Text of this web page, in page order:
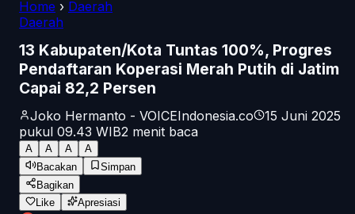
Home › Daerah
Daerah
13 Kabupaten/Kota Tuntas 100%, Progres
Pendaftaran Koperasi Merah Putih di Jatim
Capai 82,2 Persen
Joko Hermanto - VOICEIndonesia.co
15 Juni 2025
pukul 09.43 WIB2 menit baca
A A A
A
Bacakan
Simpan
Bagikan
Like
Apresiasi